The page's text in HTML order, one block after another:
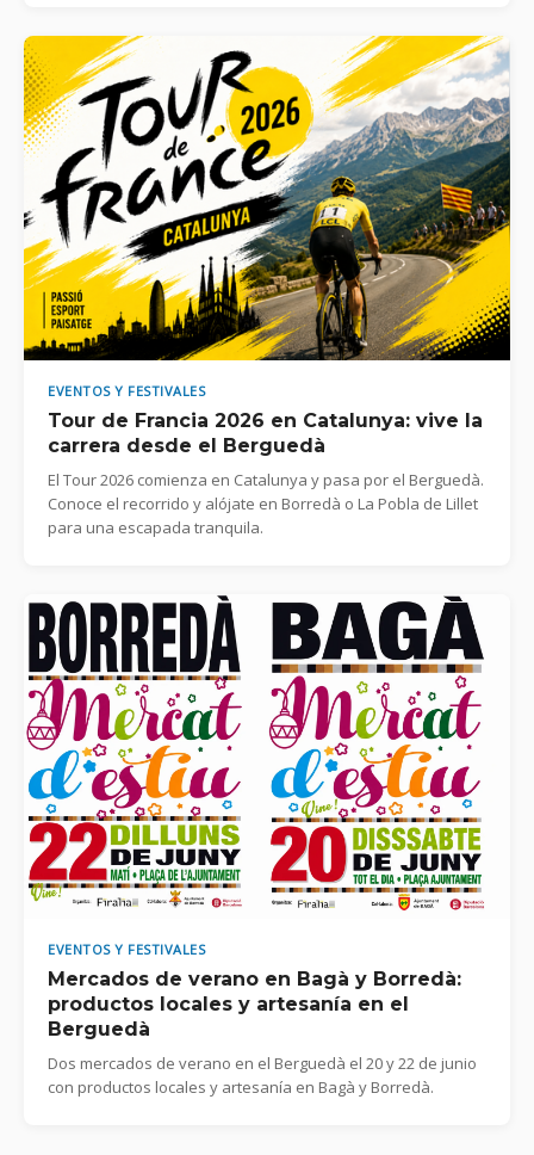
EVENTOS Y FESTIVALES
Tour de Francia 2026 en Catalunya: vive la
carrera desde el Berguedà
El Tour 2026 comienza en Catalunya y pasa por el Berguedà.
Conoce el recorrido y alójate en Borredà o La Pobla de Lillet
para una escapada tranquila.
EVENTOS Y FESTIVALES
Mercados de verano en Bagà y Borredà:
productos locales y artesanía en el
Berguedà
Dos mercados de verano en el Berguedà el 20 y 22 de junio
con productos locales y artesanía en Bagà y Borredà.